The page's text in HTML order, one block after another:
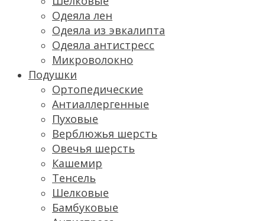
Одеяла лен
Одеяла из эвкалипта
Одеяла антистресс
Микроволокно
Подушки
Ортопедические
Антиаллергенные
Пуховые
Верблюжья шерсть
Овечья шерсть
Кашемир
Тенсель
Шелковые
Бамбуковые